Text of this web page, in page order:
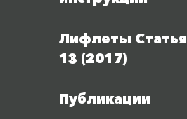
Лифлеты Статья
13 (2017)
Публикации